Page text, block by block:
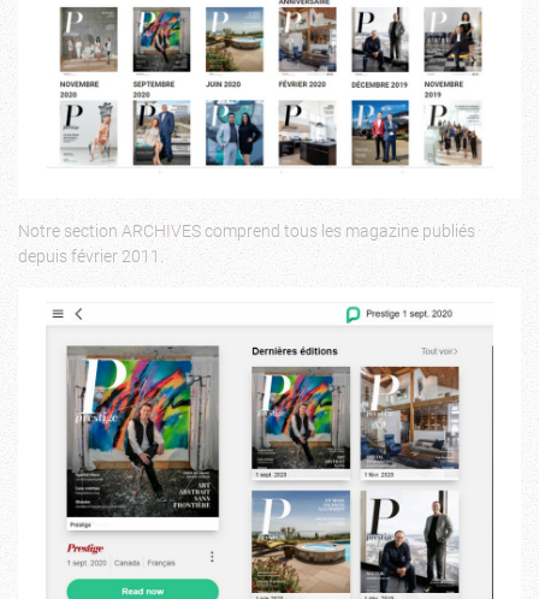
Notre section ARCHIVES comprend tous les magazine publiés
depuis février 2011.